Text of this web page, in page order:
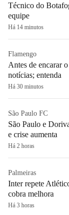
Técnico do
equipe
Há 14 minutos
Flamengo
Antes de encarar
notícias; entenda
Há 30 minutos
São Paulo FC
São Paulo e
e crise aumenta
Há 2 horas
Palmeiras
Inter repete
cobra melhora
Há 3 horas